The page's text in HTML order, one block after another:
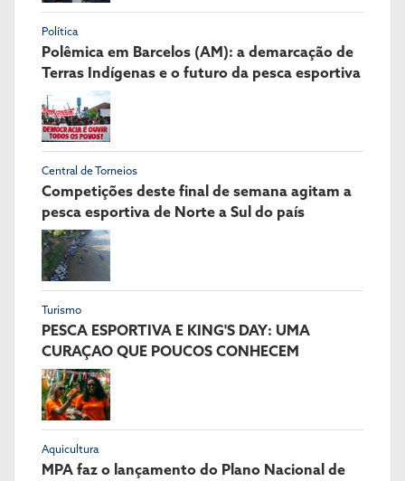
Política
Polêmica em Barcelos (AM): a demarcação de
Terras Indígenas e o futuro da pesca esportiva
Central de Torneios
Competições deste final de semana agitam a
pesca esportiva de Norte a Sul do país
Turismo
PESCA ESPORTIVA E KING'S DAY: UMA
CURAÇAO QUE POUCOS CONHECEM
Aquicultura
MPA faz o lançamento do Plano Nacional de